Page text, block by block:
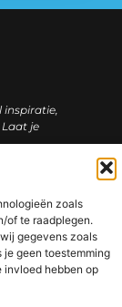
zoals
of te raadplegen.
gegevens zoals
geen toestemming
invloed hebben op
je